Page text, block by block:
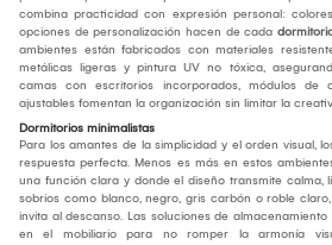
combina practicidad con expresión personal:
opciones de personalización hacen de cada
ambientes están fabricados con materiales
metálicas ligeras y pintura UV no tóxica,
camas con escritorios incorporados, módulos de
ajustables fomentan la organización sin limitar la
Dormitorios minimalistas
Para los amantes de la simplicidad y el orden visual,
respuesta perfecta. Menos es más en estos
una función clara y donde el diseño transmite calma,
sobrios como blanco, negro, gris carbón o roble
invita al descanso. Las soluciones de
en el mobiliario para no romper la armonía